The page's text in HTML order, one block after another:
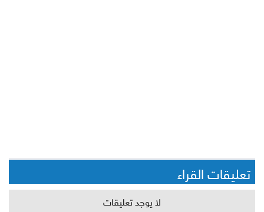
تعليقات القراء
لا يوجد تعليقات